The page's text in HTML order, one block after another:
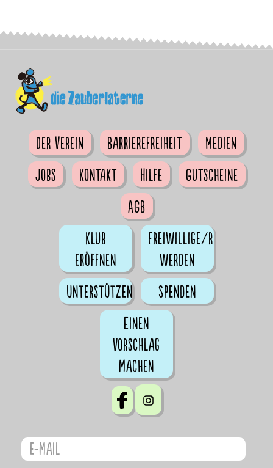
Der Verein Barrierefreiheit
Medien
Jobs
Kontakt Hilfe
Gutscheine
AGB
Klub
eröffnen
Freiwillige/r
werden
Unterstützen
Spenden
Einen
Vorschlag
machen